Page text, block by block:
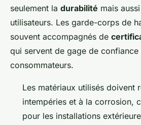
seulement la durabilité mais
utilisateurs. Les garde-corps de
souvent accompagnés de
qui servent de gage de confiance
consommateurs.
Les matériaux utilisés doivent
intempéries et à la corrosion,
pour les installations